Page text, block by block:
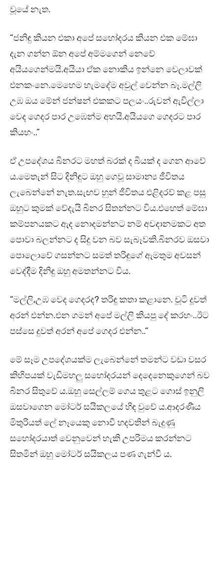
වූයේ නැත.
“ජනිඳු කියන එකා අපේ සහෝදරය කියන එක මේඝා
දැන ගන්න ඕන අපේ අම්මගෙන් නෙවේ
අයියගෙන්මයි.අයියා ඒක නොකිය ඉන්නෙ වෙලාවක්
එනකංනෙ.මෙහෙම හැමදේම අවුල් වෙන්න බෑ.මල්ලි
උඹ ඔය මේන් ජන්ෂන් එකකට පලයං..රුවන් ඇවිල්ලා
වෙද ගෙදර පාර උඹෙන්ම අහයි.අයියගෙ ගෙදරට පාර
කියහං..”
ඒ උපදේශය බිනරට මහත් බරක් ද බියක් ද ගෙන ආවේ
ය.මෙතැන් සිට දිනිඳුට ඔහු ගෙවූ සාමාන්‍ය ජීවිතය
ලැබෙන්නේ නැත.සැඟව හුන් ජීවිතය එළිදරව් කළ පසු
ඔහුට කුමක් වේදැයි බිනර සිතන්නට විය.එහෙත් මේඝා
කම්පනයකට ඇද නොදමන්නට නම් අවදානමකට අත
පොවා බලන්නට ද සිදු වන බව සැබෑවකි.බිනරව ඔසවා
පොලොවේ ගසන්නට සමත් තරිඳුගේ ඇමතුම අවසන්
වෙද්දීම දිනිඳු ඔහු අමතන්නට විය.
“මල්ලි,උඹ වෙද ගෙදරද? තරිඳු කතා කළානෙ. චූටි දූවත්
අරන් එන්න.එන ගමන් අපේ මල්ලි කියපු දේ කරහං..ඊට
පස්සෙ දුවත් අරන් අපේ ගෙදර එන්න..”
මේ සෑම උපදේශයක්ම ලැබෙන්නේ තමන්ට වඩා වසර
කිහිපයක් වැඩිමහලු සහෝදරයන් දෙදෙනෙකුගෙන් බව
බිනර සිතුවේ ය.ඔහු සෙල්ලම් ගෙය තුළට ගොස් ඉනුලි
ඔසවාගෙන මෝටර් සයිකලයේ හිඳ වුවේ ය.ආදරණීය
මිතුරියත් ලේ නෑයෙකු නොවී හදවතින් බැදුණු
සහෝදරයාත් වෙනුවෙන් හැකි උපරිමය කරන්නට
සිතමින් ඔහු මෝටර් සයිකලය පණ ගැන්වී ය.